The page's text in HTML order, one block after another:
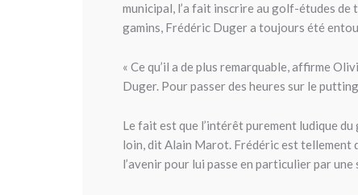
municipal, l’a fait inscrire au golf-études de
gamins, Frédéric Duger a toujours été
« Ce qu’il a de plus remarquable, affirme
Duger. Pour passer des heures sur le
Le fait est que l’intérêt purement ludique
loin, dit Alain Marot. Frédéric est tellement
l’avenir pour lui passe en particulier par